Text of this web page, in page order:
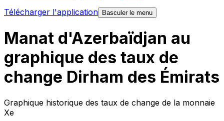
Télécharger l'application
Basculer le menu
Manat d'Azerbaïdjan au
graphique des taux de
change Dirham des Émirats
Graphique historique des taux de change de la monnaie
Xe